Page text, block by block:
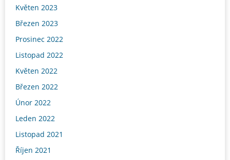
Květen 2023
Březen 2023
Prosinec 2022
Listopad 2022
Květen 2022
Březen 2022
Únor 2022
Leden 2022
Listopad 2021
Říjen 2021